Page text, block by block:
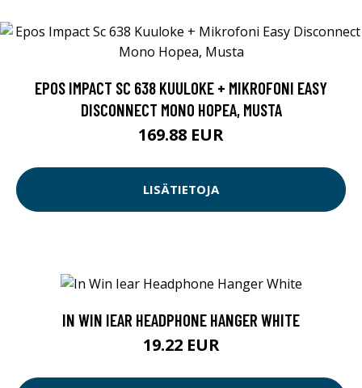
EPOS IMPACT SC 638 KUULOKE + MIKROFONI EASY
DISCONNECT MONO HOPEA, MUSTA
169.88 EUR
LISÄTIETOJA
IN WIN IEAR HEADPHONE HANGER WHITE
19.22 EUR